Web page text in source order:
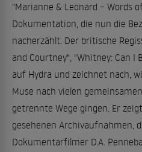
"Marianne & Leonard – Words
Dokumentation, die nun die
nacherzählt. Der britische
and Courtney", "Whitney: Can I
auf Hydra und zeichnet nach,
Muse nach vielen
getrennte Wege gingen. Er
gesehenen Archivaufnahmen,
Dokumentarfilmer D.A.